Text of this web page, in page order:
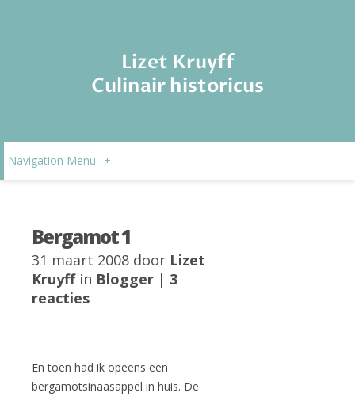
Lizet Kruyff
Culinair historicus
Navigation Menu +
Bergamot 1
31 maart 2008 door Lizet
Kruyffin Blogger | 3
reacties
En toen had ik opeens een
bergamotsinaasappel in huis. De